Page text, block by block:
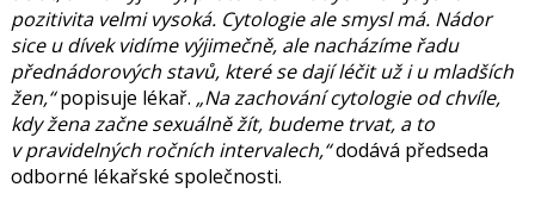
pozitivita velmi vysoká. Cytologie ale smysl má. Nádor
sice u dívek vidíme výjimečně, ale nacházíme řadu
přednádorových stavů, které se dají léčit už i u mladších
žen, popisuje lékař. Na zachování cytologie od chvíle,
kdy žena začne sexuálně žít, budeme trvat, a to
v pravidelných ročních intervalech, dodává předseda
odborné lékařské společnosti.